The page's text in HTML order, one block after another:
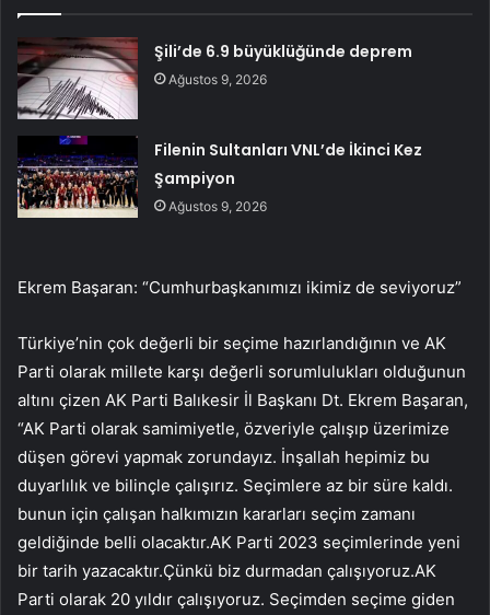
Şili’de 6.9 büyüklüğünde deprem
Ağustos 9, 2026
Filenin Sultanları VNL’de İkinci Kez
Şampiyon
Ağustos 9, 2026
Ekrem Başaran: “Cumhurbaşkanımızı ikimiz de seviyoruz”
Türkiye’nin çok değerli bir seçime hazırlandığının ve AK
Parti olarak millete karşı değerli sorumlulukları olduğunun
altını çizen AK Parti Balıkesir İl Başkanı Dt. Ekrem Başaran,
“AK Parti olarak samimiyetle, özveriyle çalışıp üzerimize
düşen görevi yapmak zorundayız. İnşallah hepimiz bu
duyarlılık ve bilinçle çalışırız. Seçimlere az bir süre kaldı.
bunun için çalışan halkımızın kararları seçim zamanı
geldiğinde belli olacaktır.AK Parti 2023 seçimlerinde yeni
bir tarih yazacaktır.Çünkü biz durmadan çalışıyoruz.AK
Parti olarak 20 yıldır çalışıyoruz. Seçimden seçime giden